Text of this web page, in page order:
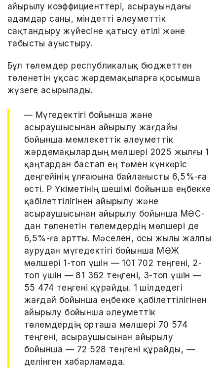
айырылу коэффициенттері, асырауындағы
адамдар саны, міндетті әлеуметтік
сақтандыру жүйесіне қатысу өтілі және
табысты ауыстыру.
Бұл төлемдер республикалық бюджеттен
төленетін ұқсас жәрдемақыларға қосымша
жүзеге асырылады.
— Мүгедектігі бойынша және
асыраушысынан айырылу жағдайы
бойынша мемлекеттік әлеуметтік
жәрдемақылардың мөлшері 2025 жылғы 1
қаңтардан бастап ең төмен күнкөріс
деңгейінің ұлғаюына байланысты 6,5%-ға
өсті. ҚР Үкіметінің шешімі бойынша еңбекке
қабілеттілігінен айырылу және
асыраушысынан айырылу бойынша МӘСҚ-
дан төленетін төлемдердің мөлшері де
6,5%-ға артты. Мәселен, осы жылы жалпы
аурудан мүгедектігі бойынша МӘЖ
мөлшері 1-топ үшін — 101 702 теңгені, 2-
топ үшін — 81 362 теңгені, 3-топ үшін —
55 474 теңгені құрайды. 1 шілдедегі
жағдай бойынша еңбекке қабілеттілігінен
айырылу бойынша әлеуметтік
төлемдердің орташа мөлшері 70 574
теңгені, асыраушысынан айырылу
бойынша — 72 528 теңгені құрайды, —
делінген хабарламада.